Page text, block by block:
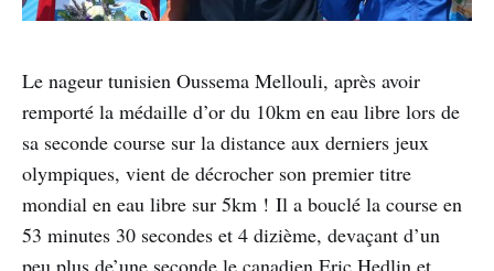
Le nageur tunisien Oussema Mellouli, après avoir
remporté la médaille d’or du 10km en eau libre lors de
sa seconde course sur la distance aux derniers jeux
olympiques, vient de décrocher son premier titre
mondial en eau libre sur 5km ! Il a bouclé la course en
53 minutes 30 secondes et 4 dizième, devaçant d’un
peu plus de’une seconde le canadien Eric Hedlin et